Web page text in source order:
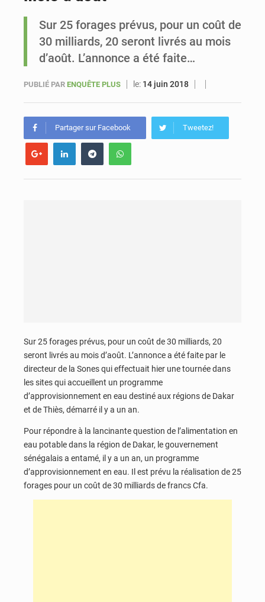
Sénégal : Ousmane Diagne prêtera serment le 11 août comme président du Conseil constitutionnel
Sur 25 forages prévus, pour un coût de
30 milliards, 20 seront livrés au mois
d’août. L’annonce a été faite…
PUBLIÉ PAR ENQUÊTE PLUS le: 14 juin 2018
Partager sur Facebook Tweetez!
Sur 25 forages prévus, pour un coût de 30 milliards, 20
seront livrés au mois d’août. L’annonce a été faite par le
directeur de la Sones qui effectuait hier une tournée dans
les sites qui accueillent un programme
d’approvisionnement en eau destiné aux régions de Dakar
et de Thiès, démarré il y a un an.
Pour répondre à la lancinante question de l’alimentation en
eau potable dans la région de Dakar, le gouvernement
sénégalais a entamé, il y a un an, un programme
d’approvisionnement en eau. Il est prévu la réalisation de 25
forages pour un coût de 30 milliards de francs Cfa.